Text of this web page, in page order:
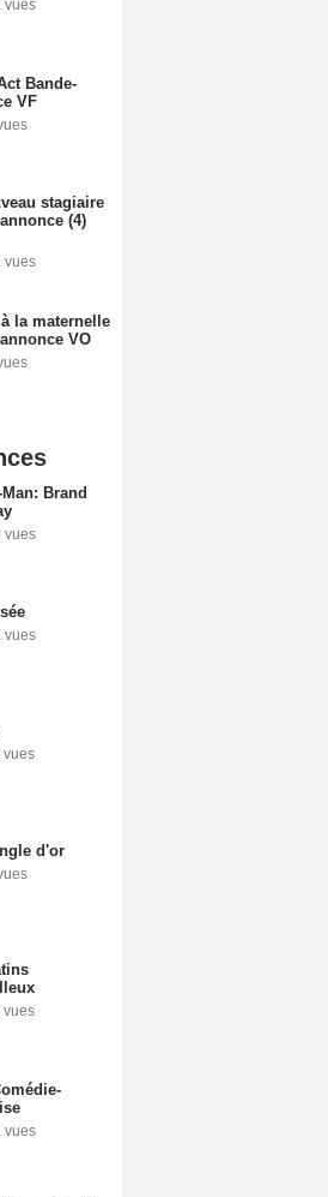
vues
Bande-
VF
stagiaire
(4)
vues
la maternelle
VO
Brand
vues
vues
vues
d'or
vues
vues